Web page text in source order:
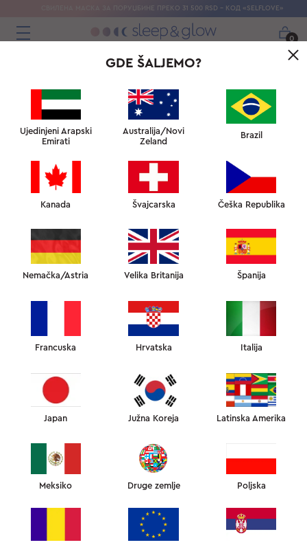
СВИЛЕНА МАСКА ЗА ПОРУЏБИНЕ ПРЕКО 31 500 RSD - КОД «SELFLOVE»
0
FAQ
O NAŠIM PROIZVODIMA
PITAJTE NAS
O NAŠIM PROIZVODIMA
Koje su dimenzije Aula jastuka?
Gde se proizvode Sleep&Glow jastuci?
GDE ŠALJEMO?
Ujedinjeni Arapski
Emirati
Australija/Novi
Zeland
Brazil
Kanada Švajcarska Češka Republika
Nemačka/Astria Velika Britanija Španija
Francuska Hrvatska Italija
Japan Južna Koreja Latinska Amerika
Meksiko Druge zemlje Poljska